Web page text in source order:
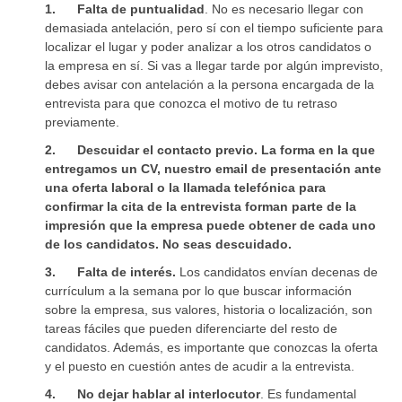
1. Falta de puntualidad . No es necesario llegar con
demasiada antelación, pero sí con el tiempo suficiente para
localizar el lugar y poder analizar a los otros candidatos o
la empresa en sí. Si vas a llegar tarde por algún imprevisto,
debes avisar con antelación a la persona encargada de la
entrevista para que conozca el motivo de tu retraso
previamente.
2. Descuidar el contacto previo. La forma en la que
entregamos un CV, nuestro email de presentación ante
una oferta laboral o la llamada telefónica para
confirmar la cita de la entrevista forman parte de la
impresión que la empresa puede obtener de cada uno
de los candidatos. No seas descuidado.
3. Falta de interés. Los candidatos envían decenas de
currículum a la semana por lo que buscar información
sobre la empresa, sus valores, historia o localización, son
tareas fáciles que pueden diferenciarte del resto de
candidatos. Además, es importante que conozcas la oferta
y el puesto en cuestión antes de acudir a la entrevista.
4. No dejar hablar al interlocutor. Es fundamental